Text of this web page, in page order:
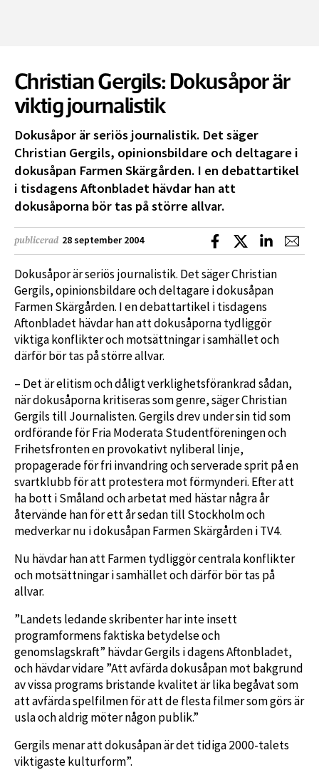
Christian Gergils: Dokusåpor är
viktig journalistik
Dokusåpor är seriös journalistik. Det säger
Christian Gergils, opinionsbildare och deltagare i
dokusåpan Farmen Skärgården. I en debattartikel
i tisdagens Aftonbladet hävdar han att
dokusåporna bör tas på större allvar.
publicerad 28 september 2004 Dela på Facebook
Dela på XDela på
Dokusåpor är seriös journalistik. Det säger Christian
Gergils, opinionsbildare och deltagare i dokusåpan
Farmen Skärgården. I en debattartikel i tisdagens
Aftonbladet hävdar han att dokusåporna tydliggör
viktiga konflikter och motsättningar i samhället och
därför bör tas på större allvar.
– Det är elitism och dåligt verklighetsförankrad sådan,
när dokusåporna kritiseras som genre, säger Christian
Gergils till Journalisten. Gergils drev under sin tid som
ordförande för Fria Moderata Studentföreningen och
Frihetsfronten en provokativt nyliberal linje,
propagerade för fri invandring och serverade sprit på en
svartklubb för att protestera mot förmynderi. Efter att
ha bott i Småland och arbetat med hästar några år
återvände han för ett år sedan till Stockholm och
medverkar nu i dokusåpan Farmen Skärgården i TV4.
Nu hävdar han att Farmen tydliggör centrala konflikter
och motsättningar i samhället och därför bör tas på
allvar.
”Landets ledande skribenter har inte insett
programformens faktiska betydelse och
genomslagskraft” hävdar Gergils i dagens Aftonbladet,
och hävdar vidare ”Att avfärda dokusåpan mot bakgrund
av vissa programs bristande kvalitet är lika begåvat som
att avfärda spelfilmen för att de flesta filmer som görs är
usla och aldrig möter någon publik.”
Gergils menar att dokusåpan är det tidiga 2000-talets
viktigaste kulturform”.